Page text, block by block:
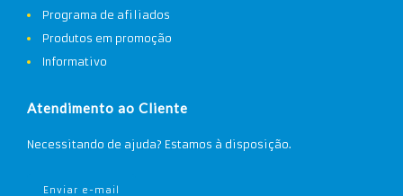
Programa de afiliados
Produtos em promoção
Informativo
Atendimento ao Cliente
Necessitando de ajuda? Estamos à disposição.
Enviar e-mail